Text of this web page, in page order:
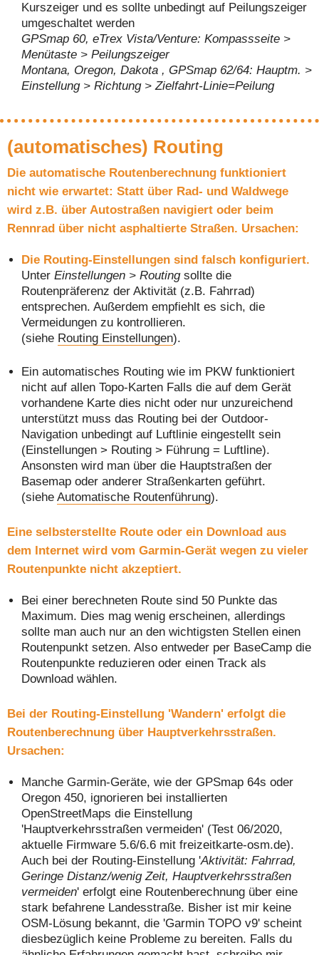
Kurszeiger und es sollte unbedingt auf Peilungszeiger
umgeschaltet werden
GPSmap 60, eTrex Vista/Venture: Kompassseite >
Menütaste > Peilungszeiger
Montana, Oregon, Dakota , GPSmap 62/64: Hauptm. >
Einstellung > Richtung > Zielfahrt-Linie=Peilung
(automatisches) Routing
Die automatische Routenberechnung funktioniert
nicht wie erwartet: Statt über Rad- und Waldwege
wird z.B. über Autostraßen navigiert oder beim
Rennrad über nicht asphaltierte Straßen. Ursachen:
Die Routing-Einstellungen sind falsch konfiguriert.
Unter Einstellungen > Routingsollte die
Routenpräferenz der Aktivität (z.B. Fahrrad)
entsprechen. Außerdem empfiehlt es sich, die
Vermeidungen zu kontrollieren.
(siehe Routing Einstellungen).
Ein automatisches Routing wie im PKW funktioniert
nicht auf allen Topo-Karten Falls die auf dem Gerät
vorhandene Karte dies nicht oder nur unzureichend
unterstützt muss das Routing bei der Outdoor-
Navigation unbedingt auf Luftlinie eingestellt sein
(Einstellungen > Routing > Führung = Luftline).
Ansonsten wird man über die Hauptstraßen der
Basemap oder anderer Straßenkarten geführt.
(siehe Automatische Routenführung).
Eine selbsterstellte Route oder ein Download aus
dem Internet wird vom Garmin-Gerät wegen zu vieler
Routenpunkte nicht akzeptiert.
Bei einer berechneten Route sind 50 Punkte das
Maximum. Dies mag wenig erscheinen, allerdings
sollte man auch nur an den wichtigsten Stellen einen
Routenpunkt setzen. Also entweder per BaseCamp die
Routenpunkte reduzieren oder einen Track als
Download wählen.
Bei der Routing-Einstellung 'Wandern' erfolgt die
Routenberechnung über Hauptverkehrsstraßen.
Ursachen:
Manche Garmin-Geräte, wie der GPSmap 64s oder
Oregon 450, ignorieren bei installierten
OpenStreetMaps die Einstellung
'Hauptverkehrsstraßen vermeiden' (Test 06/2020,
aktuelle Firmware 5.6/6.6 mit freizeitkarte-osm.de).
Auch bei der Routing-Einstellung 'Aktivität: Fahrrad,
Geringe Distanz/wenig Zeit, Hauptverkehrsstraßen
vermeiden' erfolgt eine Routenberechnung über eine
stark befahrene Landesstraße. Bisher ist mir keine
OSM-Lösung bekannt, die 'Garmin TOPO v9' scheint
diesbezüglich keine Probleme zu bereiten. Falls du